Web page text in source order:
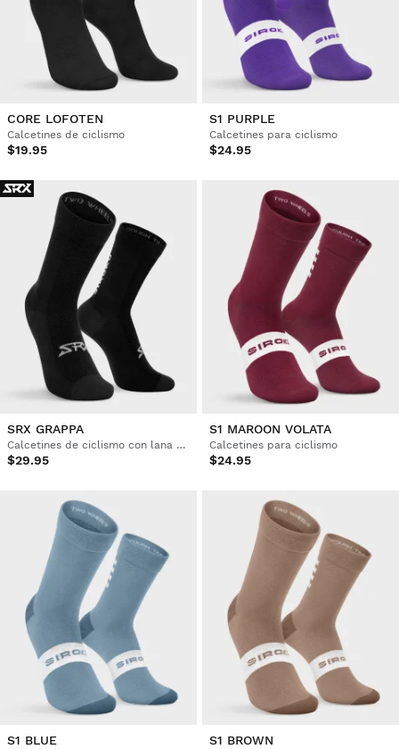
CORE LOFOTEN
Calcetines de ciclismo
$19.95
S1 PURPLE
Calcetines para ciclismo
$24.95
SRX GRAPPA
Calcetines de ciclismo con lana merino
$29.95
S1 MAROON VOLATA
Calcetines para ciclismo
$24.95
S1 BLUE S1 BROWN